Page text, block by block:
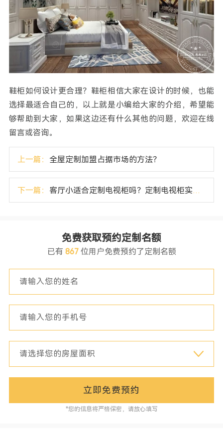
鞋柜如何设计更合理？鞋柜相信大家在设计的时候，也能
选择最适合自己的，以上就是小编给大家的介绍，希望能
够帮助到大家，如果这边还有什么其他的问题，欢迎在线
留言或咨询。
上一篇： 全屋定制加盟占据市场的方法？
下一篇： 客厅小适合定制电视柜吗？定制电视柜实用吗？
免费获取预约定制名额
已有 867位用户免费预约了定制名额
立即免费预约
*您的信息将严格保密，请放心填写